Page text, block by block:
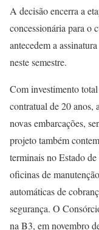
A decisão encerra a
concessionária para o
antecedem a
neste semestre.
Com investimento
contratual de 20 anos,
novas embarcações,
projeto também
terminais no Estado
oficinas de
automáticas de
segurança. O
na B3, em novembro